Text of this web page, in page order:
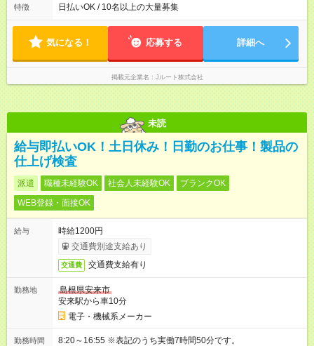
よって時間外での勤務可能性有り ※案件により多少の前後あり
特徴 日払いOK / 10名以上の大量募集
気になる！ 応募する 詳細へ
掲載元企業名 Jルート株式会社
未読
給与即払いOK！土日休み！日勤のお仕事！製品の
仕上げ検査
派遣 職種未経験OK 社会人未経験OK
ブランクOK
WEB登録・面接OK
給与
時給1200円
交通費別途支給あり
交通費 交通費支給有り
勤務地
島根県安来市
安来駅から車10分
電子・機械系メーカー
勤務時間 8:20～16:55 ※表記のうち実働7時間50分です。